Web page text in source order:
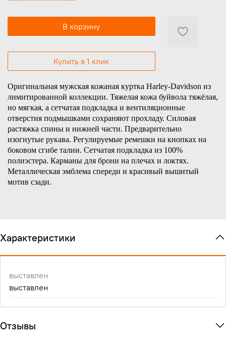
В корзину
Купить в 1 клик
Оригинальная мужская кожаная куртка Harley-Davidson из
лимитированной коллекции. Тяжелая кожа буйвола тяжёлая,
но мягкая, а сетчатая подкладка и вентиляционные
отверстия подмышками сохраняют прохладу. Силовая
растяжка спины и нижней части. Предварительно
изогнутые рукава. Регулируемые ремешки на кнопках на
боковом сгибе талии. Сетчатая подкладка из 100%
полиэстера. Карманы для брони на плечах и локтях.
Металлическая эмблема спереди и красивый вышитый
мотив сзади.
Характеристики
выставлен
выставлен
Отзывы